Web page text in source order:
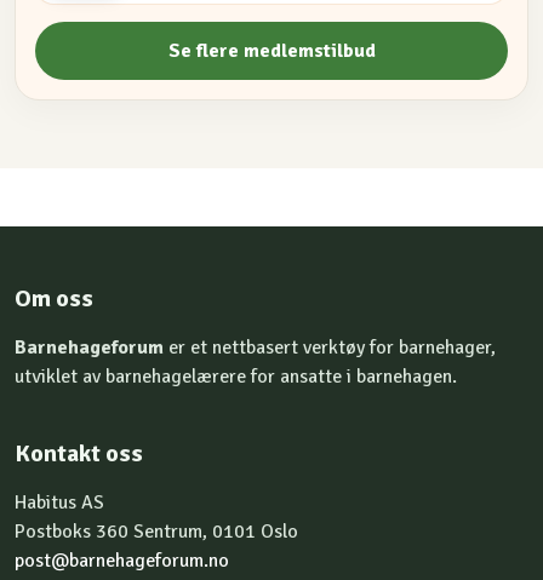
Se flere medlemstilbud
Om oss
Barnehageforum er et nettbasert verktøy for barnehager,
utviklet av barnehagelærere for ansatte i barnehagen.
Kontakt oss
Habitus AS
Postboks 360 Sentrum, 0101 Oslo
post@barnehageforum.no